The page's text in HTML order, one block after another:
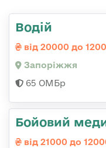
Водій
від 20000 до
Запоріжжя
65 ОМБр
Бойовий
від 21000 до